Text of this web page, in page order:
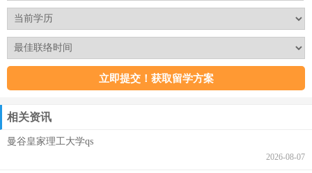
相关资讯
曼谷皇家理工大学qs
2026-08-07